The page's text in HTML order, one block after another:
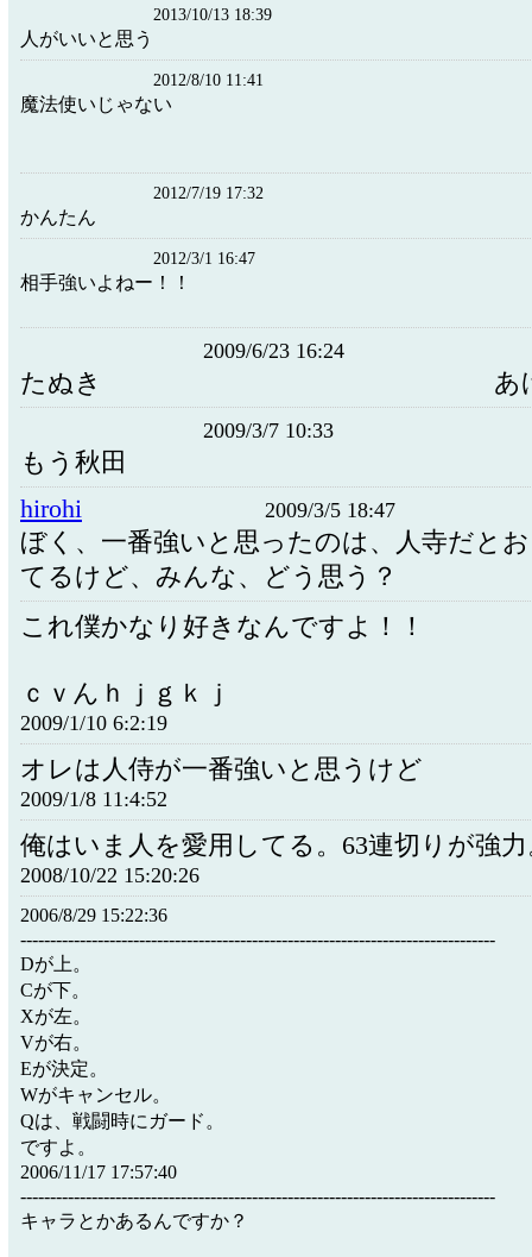
2013/10/13 18:39
人がいいと思う
2012/8/10 11:41
魔法使いじゃない
2012/7/19 17:32
かんたん
2012/3/1 16:47
相手強いよねー！！
2009/6/23 16:24
たぬき あ
2009/3/7 10:33
もう秋田
hirohi
2009/3/5 18:47
ぼく、一番強いと思ったのは、人寺だと
てるけど、みんな、どう思う？
これ僕かなり好きなんですよ！！
ｃｖんｈｊｇｋｊ
2009/1/10 6:2:19
オレは人侍が一番強いと思うけど
2009/1/8 11:4:52
俺はいま人を愛用してる。63連切りが強
2008/10/22 15:20:26
2006/8/29 15:22:36
--------------------------------------------------------------------------------
Dが上。
Cが下。
Xが左。
Vが右。
Eが決定。
Wがキャンセル。
Qは、戦闘時にガード。
ですよ。
2006/11/17 17:57:40
--------------------------------------------------------------------------------
キャラとかあるんですか？